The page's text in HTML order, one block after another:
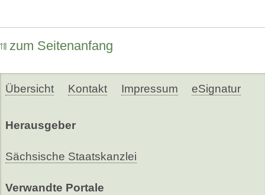
zum Seitenanfang
Übersicht Kontakt Impressum eSignatur
Herausgeber
Sächsische Staatskanzlei
Verwandte Portale